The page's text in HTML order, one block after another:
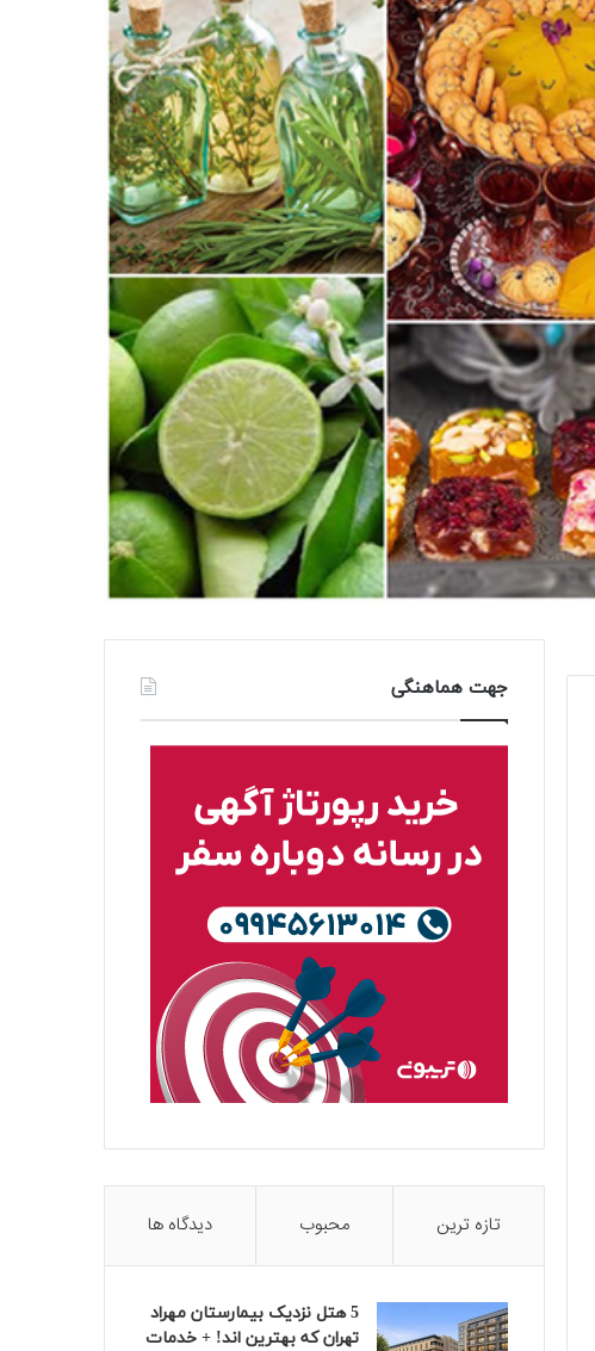
جهت هماهنگی
تازه ترین محبوب دیدگاه ها
5 هتل نزدیک بیمارستان مهراد
تهران که بهترین‌ اند! + خدمات